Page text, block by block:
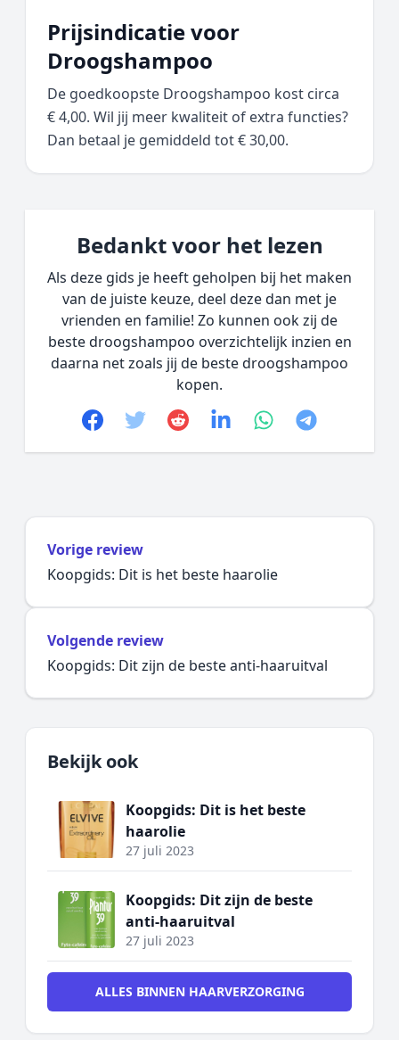
Prijsindicatie voor
Droogshampoo
De goedkoopste Droogshampoo kost circa
€ 4,00. Wil jij meer kwaliteit of extra functies?
Dan betaal je gemiddeld tot € 30,00.
Bedankt voor het lezen
Als deze gids je heeft geholpen bij het maken
van de juiste keuze, deel deze dan met je
vrienden en familie! Zo kunnen ook zij de
beste droogshampoo overzichtelijk inzien en
daarna net zoals jij de beste droogshampoo
kopen.
Facebook
TwitterRedditlinkedinwhatsapp
telegram
Vorige review
Koopgids: Dit is het beste haarolie
Volgende review
Koopgids: Dit zijn de beste anti-haaruitval
Bekijk ook
Koopgids: Dit is het beste
haarolie
27 juli 2023
Koopgids: Dit zijn de beste
anti-haaruitval
27 juli 2023
ALLES BINNEN HAARVERZORGING